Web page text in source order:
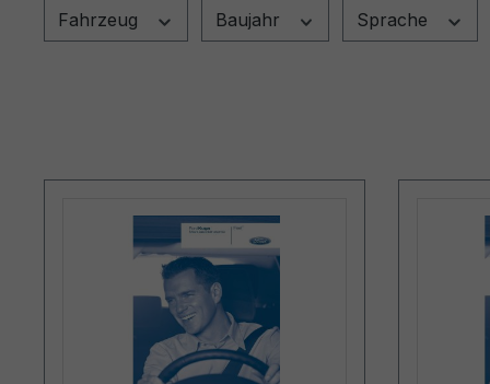
Fahrzeug Baujahr Sprache